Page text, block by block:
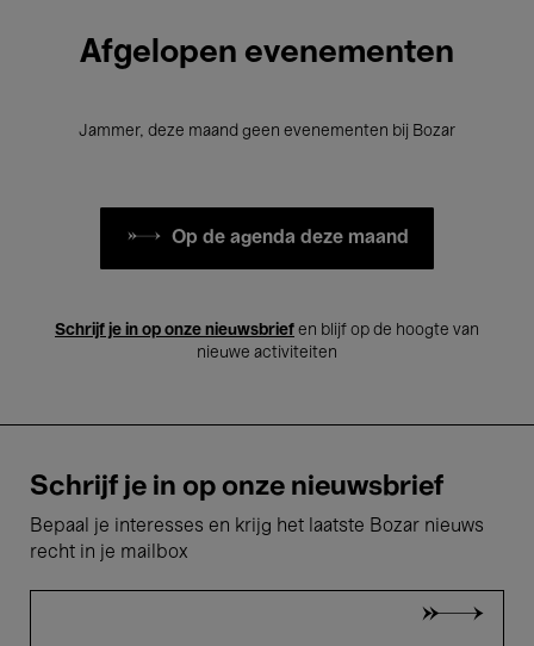
Afgelopen evenementen
Jammer, deze maand geen evenementen bij Bozar
Op de agenda deze maand
Schrijf je in op onze nieuwsbrief en blijf op de hoogte van
nieuwe activiteiten
Schrijf je in op onze nieuwsbrief
Bepaal je interesses en krijg het laatste Bozar nieuws
recht in je mailbox